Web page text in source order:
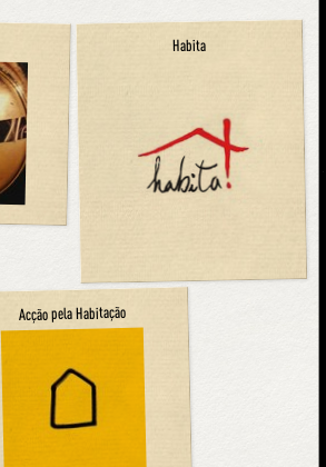
Habita
Acção pela Habitação